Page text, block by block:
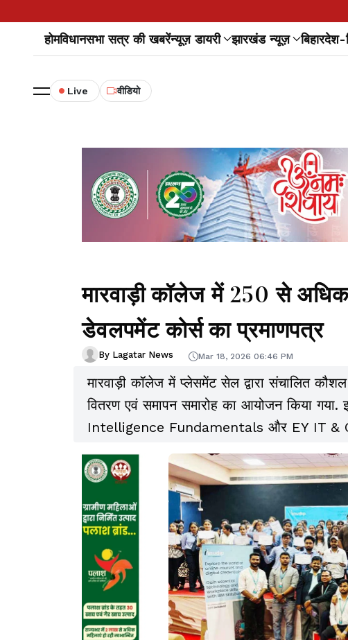
होमविधानसभा सत्र की खबरेंन्यूज़ डायरी झारखंड न्यूज़ बिहारदेश-
Live वीडियो
मारवाड़ी कॉलेज में 250 से अधिक
डेवलपमेंट कोर्स का प्रमाणपत्र
By Lagatar News Mar 18, 2026 06:46 PM
मारवाड़ी कॉलेज में प्लेसमेंट सेल द्वारा संचालित
वितरण एवं समापन समारोह का आयोजन किया
Intelligence Fundamentals और EY IT &
करने वाले 250 से अधिक विद्यार्थियों को